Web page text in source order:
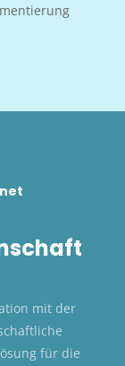
mit der
für die